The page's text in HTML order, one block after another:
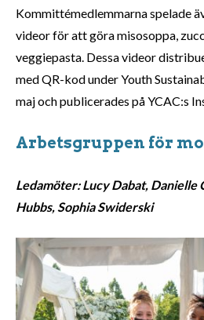
Kommittémedlemmarna spelade
videor för att göra misosoppa,
veggiepasta. Dessa videor
med QR-kod under Youth
maj och publicerades på YCAC:s
Arbetsgruppen för
Ledamöter: Lucy Dabat, Danielle
Hubbs, Sophia Swiderski